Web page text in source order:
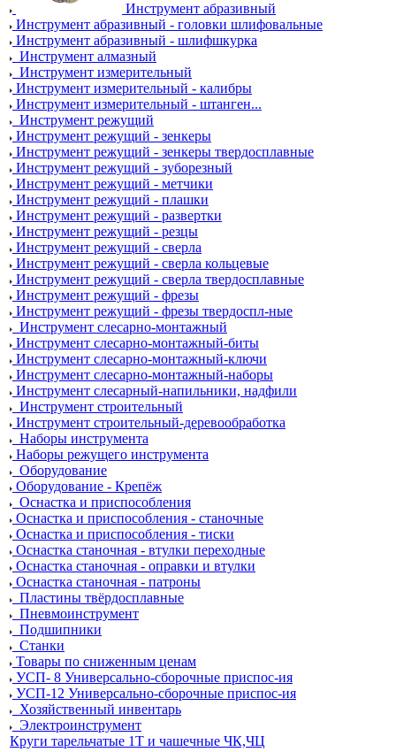
Инструмент абразивный
Инструмент абразивный - головки шлифовальные
Инструмент абразивный - шлифшкурка
Инструмент алмазный
Инструмент измерительный
Инструмент измерительный - калибры
Инструмент измерительный - штанген...
Инструмент режущий
Инструмент режущий - зенкеры
Инструмент режущий - зенкеры твердосплавные
Инструмент режущий - зуборезный
Инструмент режущий - метчики
Инструмент режущий - плашки
Инструмент режущий - развертки
Инструмент режущий - резцы
Инструмент режущий - сверла
Инструмент режущий - сверла кольцевые
Инструмент режущий - сверла твердосплавные
Инструмент режущий - фрезы
Инструмент режущий - фрезы твердоспл-ные
Инструмент слесарно-монтажный
Инструмент слесарно-монтажный-биты
Инструмент слесарно-монтажный-ключи
Инструмент слесарно-монтажный-наборы
Инструмент слесарный-напильники, надфили
Инструмент строительный
Инструмент строительный-деревообработка
Наборы инструмента
Наборы режущего инструмента
Оборудование
Оборудование - Крепёж
Оснастка и приспособления
Оснастка и приспособления - станочные
Оснастка и приспособления - тиски
Оснастка станочная - втулки переходные
Оснастка станочная - оправки и втулки
Оснастка станочная - патроны
Пластины твёрдосплавные
Пневмоинструмент
Подшипники
Станки
Товары по сниженным ценам
УСП- 8 Универсально-сборочные приспос-ия
УСП-12 Универсально-сборочные приспос-ия
Хозяйственный инвентарь
Электроинструмент
Круги тарельчатые 1Т и чашечные ЧК,ЧЦ